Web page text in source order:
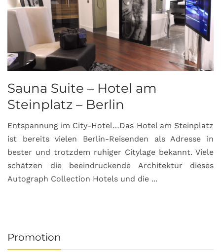
Sauna Suite – Hotel am
Steinplatz – Berlin
Entspannung im City-Hotel…Das Hotel am Steinplatz
ist bereits vielen Berlin-Reisenden als Adresse in
bester und trotzdem ruhiger Citylage bekannt. Viele
schätzen die beeindruckende Architektur dieses
Autograph Collection Hotels und die ...
Promotion